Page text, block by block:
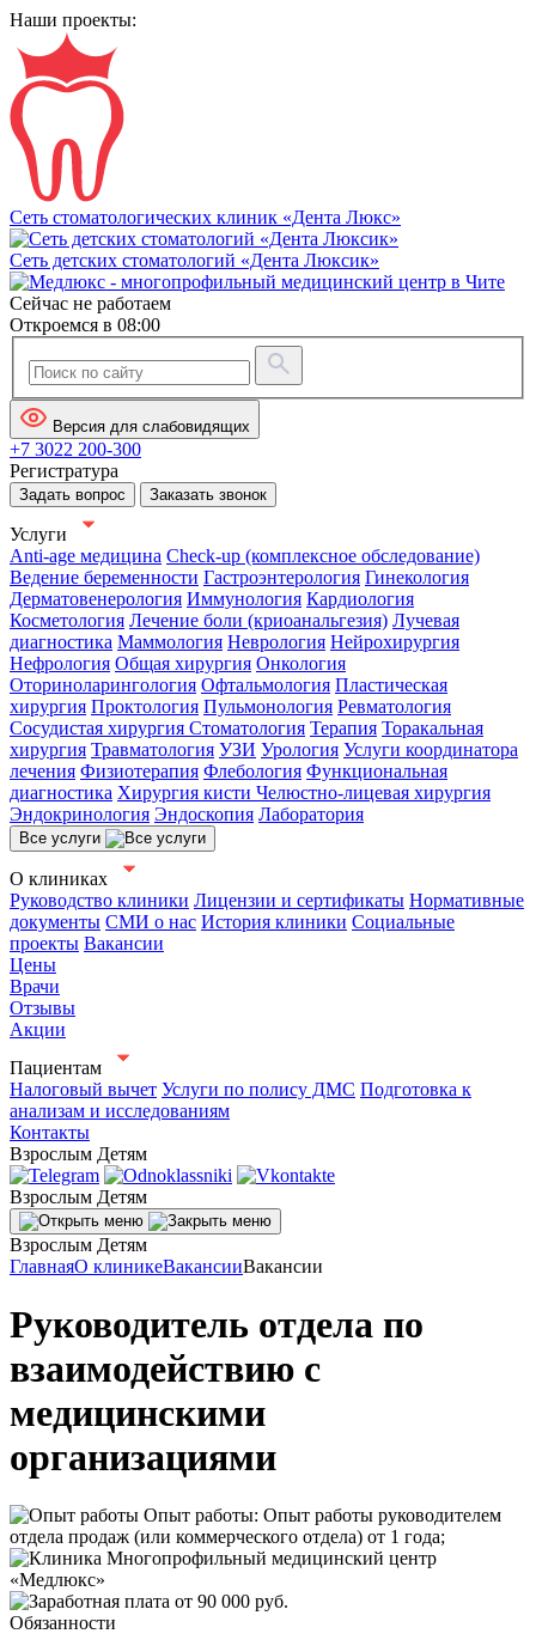
Наши проекты:
Сеть стоматологических клиник «Дента Люкс»
Сеть детских стоматологий «Дента Люксик»
Сейчас не работаем
Откроемся в 08:00
Версия для слабовидящих
+7 3022 200-300
Регистратура
Задать вопрос Заказать звонок
Услуги
Anti-age медицина Check-up (комплексное обследование)
Ведение беременности Гастроэнтерология Гинекология
Дерматовенерология Иммунология Кардиология
Косметология Лечение боли (криоанальгезия) Лучевая
диагностика Маммология Неврология Нейрохирургия
Нефрология Общая хирургия Онкология
Оториноларингология Офтальмология Пластическая
хирургия Проктология Пульмонология Ревматология
Сосудистая хирургия Стоматология Терапия Торакальная
хирургия Травматология УЗИ Урология Услуги координатора
лечения Физиотерапия Флебология Функциональная
диагностика Хирургия кисти Челюстно-лицевая хирургия
Эндокринология Эндоскопия Лаборатория
Все услуги
О клиниках
Руководство клиники Лицензии и сертификаты Нормативные
документы СМИ о нас История клиники Социальные
проекты Вакансии
Цены
Врачи
Отзывы
Акции
Пациентам
Налоговый вычет Услуги по полису ДМС Подготовка к
анализам и исследованиям
Контакты
Взрослым Детям
Взрослым Детям
Взрослым Детям
ГлавнаяО клиникеВакансииВакансии
Руководитель отдела по
взаимодействию с
медицинскими
организациями
Опыт работы: Опыт работы руководителем
отдела продаж (или коммерческого отдела) от 1 года;
Многопрофильный медицинский центр
«Медлюкс»
от 90 000 руб.
Обязанности